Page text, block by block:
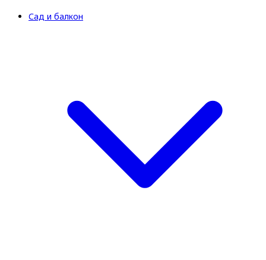
Сад и балкон